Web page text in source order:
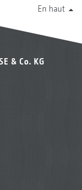
En haut
& Co. KG